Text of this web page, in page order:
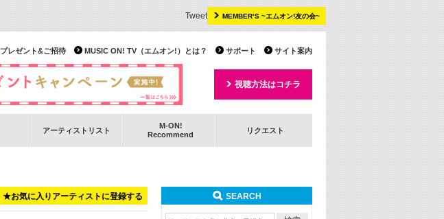
MEMBER’S ~エムオン!友の会~
Tweet
サイト案内
サポート
MUSIC ON! TV（エムオン!）とは？
プレゼント&ご招待
視聴方法はコチラ
アーティストリスト
M-ON!
Recommend
リクエスト
★お気に入りアーティストに登録する SEARCH